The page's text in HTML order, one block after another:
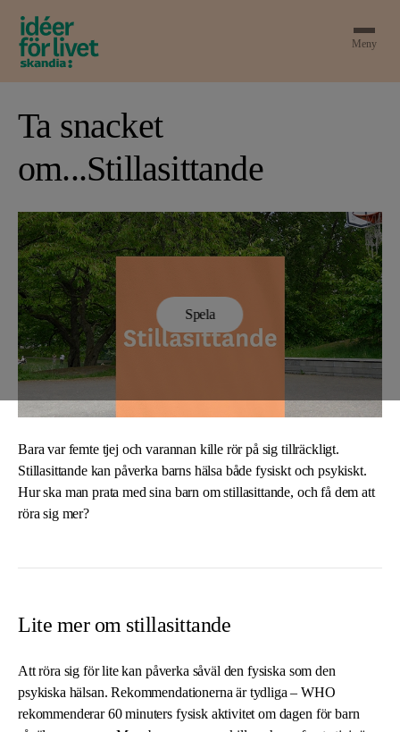
Meny
Ta snacket
om...Stillasittande
Spela
Bara var femte tjej och varannan kille rör på sig tillräckligt.
Stillasittande kan påverka barns hälsa både fysiskt och psykiskt.
Hur ska man prata med sina barn om stillasittande, och få dem att
röra sig mer?
Lite mer om stillasittande
Att röra sig för lite kan påverka såväl den fysiska som den
psykiska hälsan. Rekommendationerna är tydliga – WHO
rekommenderar 60 minuters fysisk aktivitet om dagen för barn